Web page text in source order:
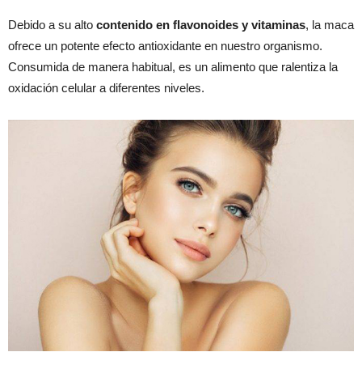
Debido a su alto contenido en flavonoides y vitaminas, la maca
ofrece un potente efecto antioxidante en nuestro organismo.
Consumida de manera habitual, es un alimento que ralentiza la
oxidación celular a diferentes niveles.